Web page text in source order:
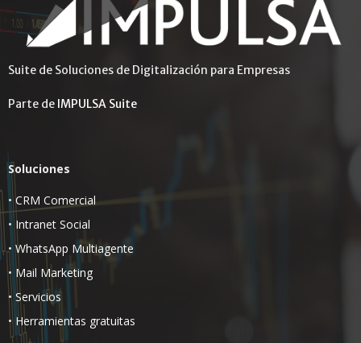
Suite de Soluciones de Digitalización para Empresas
Parte de IMPULSA Suite
Soluciones
•CRM Comercial
• Intranet Social
• WhatsApp Multiagente
• Mail Marketing
• Servicios
•Herramientas gratuitas